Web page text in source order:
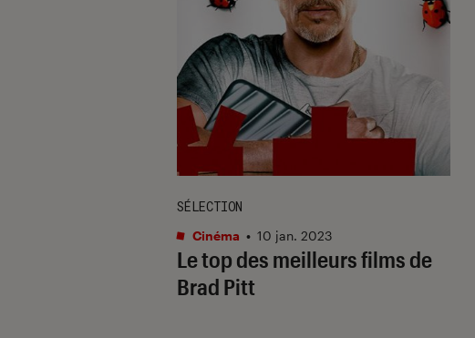
Le top des meilleurs films de
Brad Pitt
SÉLECTION
Cinéma • 10 jan. 2023